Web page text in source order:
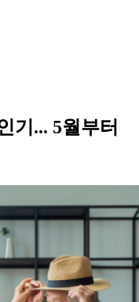
기... 5월부터